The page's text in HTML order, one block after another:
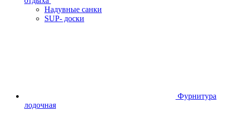
Надувные санки
SUP- доски
Фурнитура
лодочная